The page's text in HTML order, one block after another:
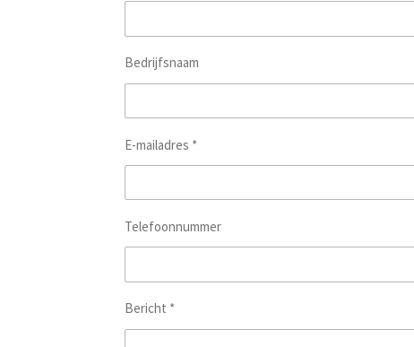
Bedrijfsnaam
E-mailadres *
Telefoonnummer
Bericht *